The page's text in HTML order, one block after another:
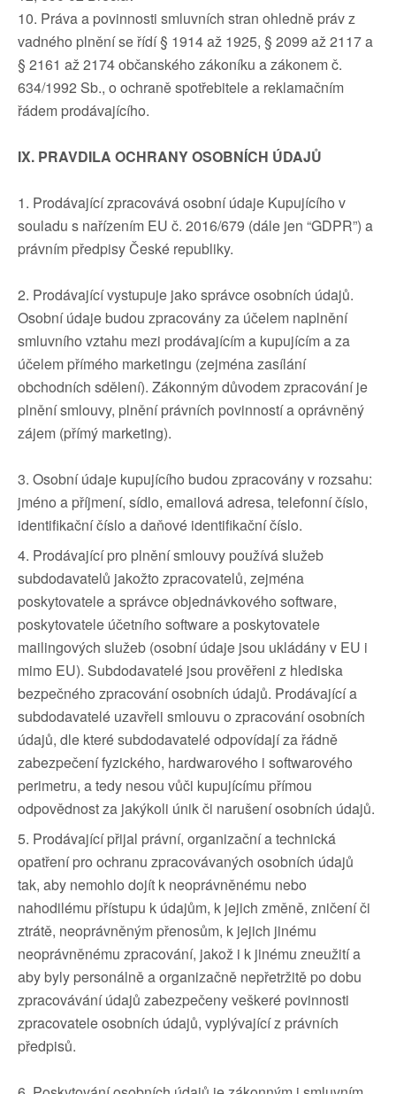
10. Práva a povinnosti smluvních stran ohledně práv z
vadného plnění se řídí § 1914 až 1925, § 2099 až 2117 a
§ 2161 až 2174 občanského zákoníku a zákonem č.
634/1992 Sb., o ochraně spotřebitele a reklamačním
řádem prodávajícího.
IX. PRAVDILA OCHRANY OSOBNÍCH ÚDAJŮ
1. Prodávající zpracovává osobní údaje Kupujícího v
souladu s nařízením EU č. 2016/679 (dále jen “GDPR”) a
právním předpisy České republiky.
2. Prodávající vystupuje jako správce osobních údajů.
Osobní údaje budou zpracovány za účelem naplnění
smluvního vztahu mezi prodávajícím a kupujícím a za
účelem přímého marketingu (zejména zasílání
obchodních sdělení). Zákonným důvodem zpracování je
plnění smlouvy, plnění právních povinností a oprávněný
zájem (přímý marketing).
3. Osobní údaje kupujícího budou zpracovány v rozsahu:
jméno a příjmení, sídlo, emailová adresa, telefonní číslo,
identifikační číslo a daňové identifikační číslo.
4. Prodávající pro plnění smlouvy používá služeb
subdodavatelů jakožto zpracovatelů, zejména
poskytovatele a správce objednávkového software,
poskytovatele účetního software a poskytovatele
mailingových služeb (osobní údaje jsou ukládány v EU i
mimo EU). Subdodavatelé jsou prověřeni z hlediska
bezpečného zpracování osobních údajů. Prodávající a
subdodavatelé uzavřeli smlouvu o zpracování osobních
údajů, dle které subdodavatelé odpovídají za řádně
zabezpečení fyzického, hardwarového i softwarového
perimetru, a tedy nesou vůči kupujícímu přímou
odpovědnost za jakýkoli únik či narušení osobních údajů.
5. Prodávající přijal právní, organizační a technická
opatření pro ochranu zpracovávaných osobních údajů
tak, aby nemohlo dojít k neoprávněnému nebo
nahodilému přístupu k údajům, k jejich změně, zničení či
ztrátě, neoprávněným přenosům, k jejich jinému
neoprávněnému zpracování, jakož i k jinému zneužití a
aby byly personálně a organizačně nepřetržitě po dobu
zpracovávání údajů zabezpečeny veškeré povinnosti
zpracovatele osobních údajů, vyplývající z právních
předpisů.